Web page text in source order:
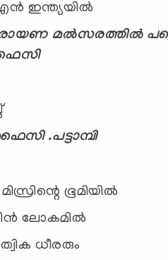
ഇന്ത്യയില്‍
മല്‍സരത്തില്‍
.പട്ടാമ്പി
ഭൂമിയില്‍
ലോകമില്‍
ധീരരും